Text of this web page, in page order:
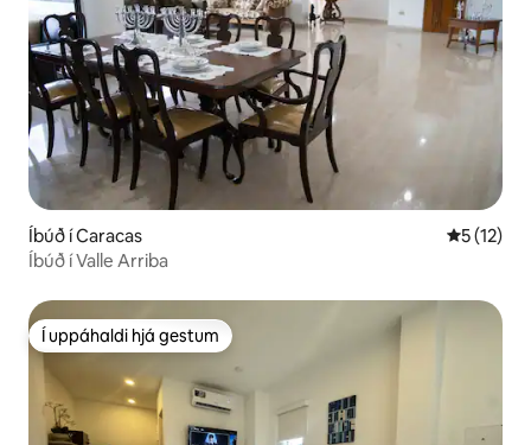
Íbúð í Caracas 5 af 5 í
5 (12)
Íbúð í Valle Arriba
Í uppáhaldi hjá gestum
Í uppáhaldi hjá gestum